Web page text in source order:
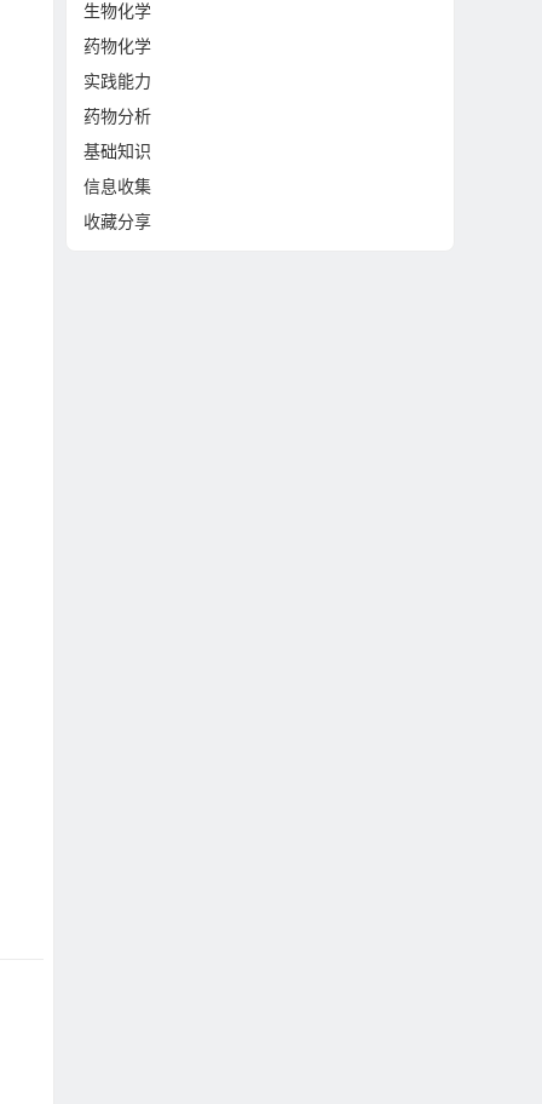
生物化学
药物化学
实践能力
药物分析
基础知识
信息收集
收藏分享